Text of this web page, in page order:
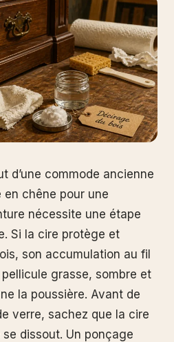
d’une commode ancienne
en chêne pour une
nécessite une étape
Si la cire protège et
son accumulation au fil
grasse, sombre et
la poussière. Avant de
verre, sachez que la cire
dissout. Un ponçage